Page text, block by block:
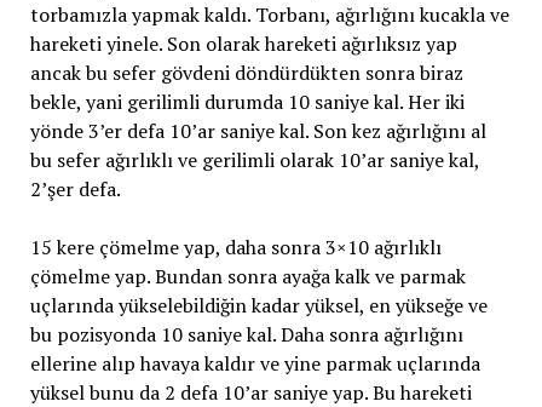
torbamızla yapmak kaldı. Torbanı, ağırlığını kucakla ve
hareketi yinele. Son olarak hareketi ağırlıksız yap
ancak bu sefer gövdeni döndürdükten sonra biraz
bekle, yani gerilimli durumda 10 saniye kal. Her iki
yönde 3’er defa 10’ar saniye kal. Son kez ağırlığını al
bu sefer ağırlıklı ve gerilimli olarak 10’ar saniye kal,
2’şer defa.
15 kere çömelme yap, daha sonra 3×10 ağırlıklı
çömelme yap. Bundan sonra ayağa kalk ve parmak
uçlarında yükselebildiğin kadar yüksel, en yükseğe ve
bu pozisyonda 10 saniye kal. Daha sonra ağırlığını
ellerine alıp havaya kaldır ve yine parmak uçlarında
yüksel bunu da 2 defa 10’ar saniye yap. Bu hareketi